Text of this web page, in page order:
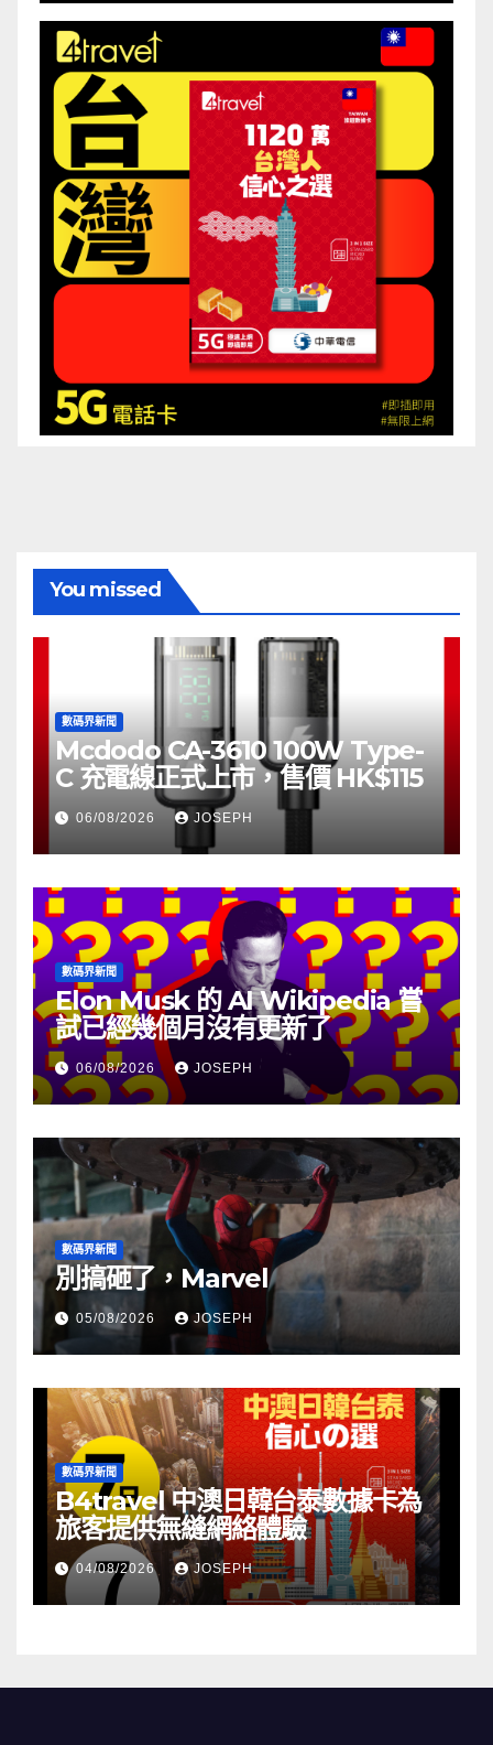
You missed
數碼界新聞
Mcdodo CA-3610 100W Type-
C 充電線正式上市，售價 HK$115
06/08/2026 JOSEPH
數碼界新聞
Elon Musk 的 AI Wikipedia 嘗
試已經幾個月沒有更新了
06/08/2026 JOSEPH
數碼界新聞
別搞砸了，Marvel
05/08/2026 JOSEPH
數碼界新聞
B4travel 中澳日韓台泰數據卡為
旅客提供無縫網絡體驗
04/08/2026 JOSEPH